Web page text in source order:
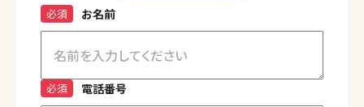
お名前
必須
電話番号
必須